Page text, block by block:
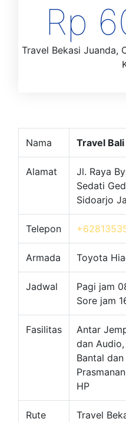
Rp
Travel Bekasi Juanda,
Nama Travel
Alamat
Jl. Raya
Sedati
Sidoarjo
Telepon
Armada Toyota
Jadwal
Pagi jam
Sore jam
Fasilitas
Antar
dan
Bantal
HP
Rute
Travel